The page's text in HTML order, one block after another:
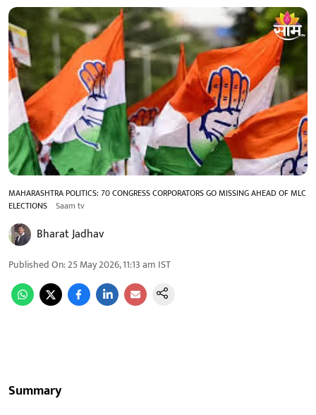
MAHARASHTRA POLITICS: 70 CONGRESS CORPORATORS GO MISSING AHEAD OF MLC
ELECTIONS Saam tv
Bharat Jadhav
Published On:25 May 2026, 11:13 am IST
Summary